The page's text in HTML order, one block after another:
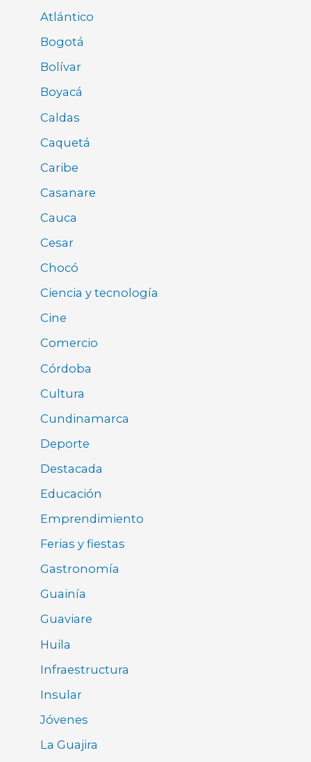
Atlántico
Bogotá
Bolívar
Boyacá
Caldas
Caquetá
Caribe
Casanare
Cauca
Cesar
Chocó
Ciencia y tecnología
Cine
Comercio
Córdoba
Cultura
Cundinamarca
Deporte
Destacada
Educación
Emprendimiento
Ferias y fiestas
Gastronomía
Guainía
Guaviare
Huila
Infraestructura
Insular
Jóvenes
La Guajira